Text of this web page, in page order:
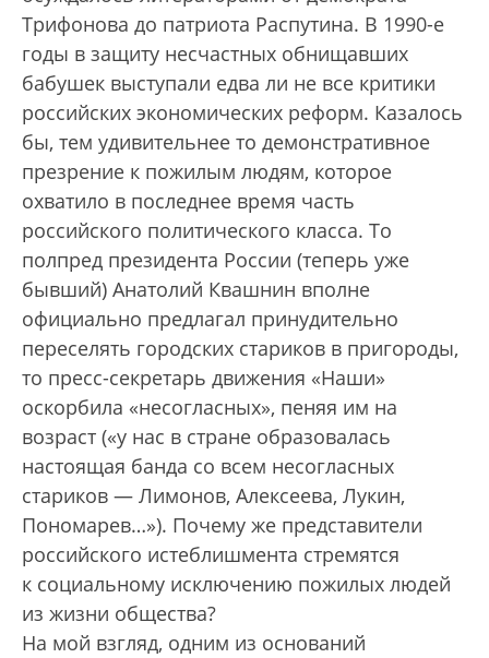
Трифонова до патриота Распутина. В 1990-е
годы в защиту несчастных обнищавших
бабушек выступали едва ли не все критики
российских экономических реформ. Казалось
бы, тем удивительнее то демонстративное
презрение к пожилым людям, которое
охватило в последнее время часть
российского политического класса. То
полпред президента России (теперь уже
бывший) Анатолий Квашнин вполне
официально предлагал принудительно
переселять городских стариков в пригороды,
то пресс-секретарь движения «Наши»
оскорбила «несогласных», пеняя им на
возраст («у нас в стране образовалась
настоящая банда со всем несогласных
стариков — Лимонов, Алексеева, Лукин,
Пономарев…»). Почему же представители
российского истеблишмента стремятся
к социальному исключению пожилых людей
из жизни общества?
На мой взгляд, одним из оснований